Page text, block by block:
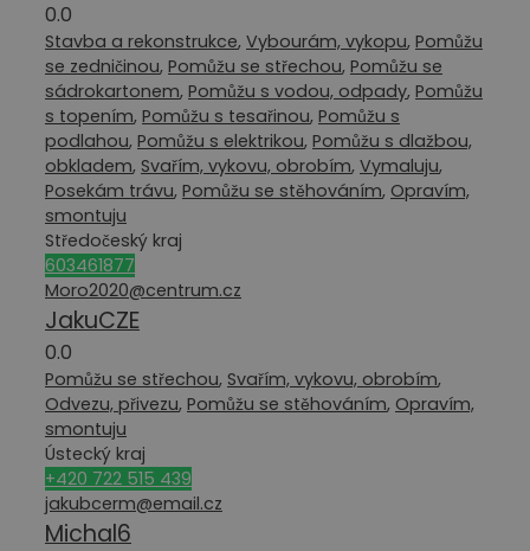
0.0
Stavba a rekonstrukce, Vybourám, vykopu, Pomůžu
se zedničinou, Pomůžu se střechou, Pomůžu se
sádrokartonem, Pomůžu s vodou, odpady, Pomůžu
s topením, Pomůžu s tesařinou, Pomůžu s
podlahou, Pomůžu s elektrikou, Pomůžu s dlažbou,
obkladem, Svařím, vykovu, obrobím, Vymaluju,
Posekám trávu, Pomůžu se stěhováním, Opravím,
smontuju
Středočeský kraj
603461877
Moro2020@centrum.cz
JakuCZE
0.0
Pomůžu se střechou, Svařím, vykovu, obrobím,
Odvezu, přivezu, Pomůžu se stěhováním, Opravím,
smontuju
Ústecký kraj
+420 722 515 439
jakubcerm@email.cz
Michal6